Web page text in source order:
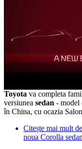
Toyota va completa
versiunea sedan - model
în China, cu ocazia
Citește mai mult
noua Corolla sedan